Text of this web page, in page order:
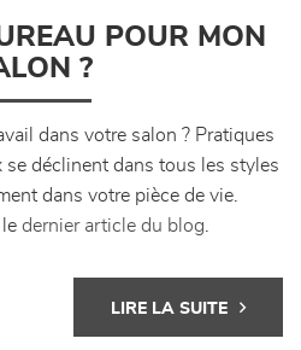
POUR MON
?
dans votre salon ? Pratiques
déclinent dans tous les styles
dans votre pièce de vie.
dernier article du blog
LIRE LA SUITE